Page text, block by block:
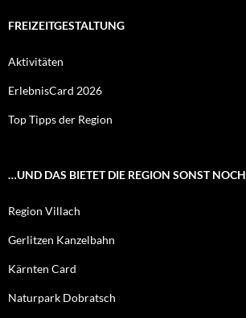
FREIZEITGESTALTUNG
Aktivitäten
ErlebnisCard 2026
Top Tipps der Region
…UND DAS BIETET DIE REGION SONST NOCH
Region Villach
Gerlitzen Kanzelbahn
Kärnten Card
Naturpark Dobratsch